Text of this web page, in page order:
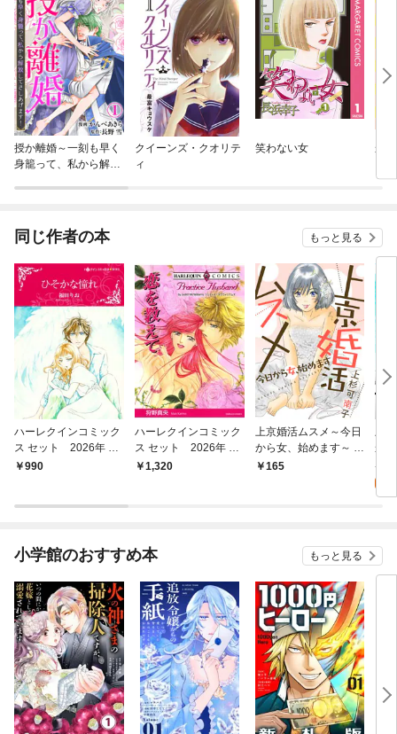
授か離婚～一刻も早く
身籠って、私から解放
クイーンズ・クオリテ
ィ
笑わない女 か
同じ作者の本 もっと見る
ハーレクインコミック
ス セット 2026年 vo
l.798
990
ハーレクインコミック
ス セット 2026年 vo
l.845
1,320
上京婚活ムスメ～今日
から女、始めます～ 分
冊版 1
165
上
か
小学館のおすすめ本 もっと見る